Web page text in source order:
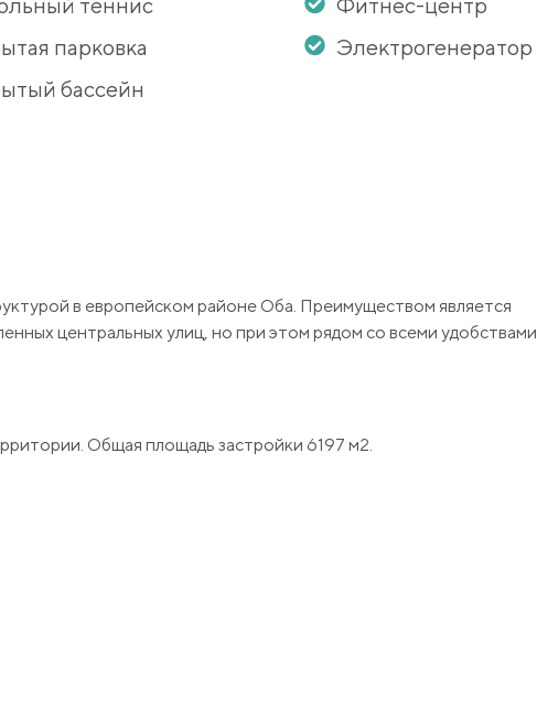
теннис
парковка
бассейн
Фитнес-центр
Электрогенератор
в европейском районе Оба. Преимуществом является
центральных улиц, но при этом рядом со всеми удобствами
Общая площадь застройки 6197 м2.